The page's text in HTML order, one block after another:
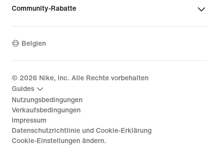
Community-Rabatte
Belgien
© 2026 Nike, Inc. Alle Rechte vorbehalten
Guides
Nutzungsbedingungen
Verkaufsbedingungen
Impressum
Datenschutzrichtlinie und Cookie-Erklärung
Cookie-Einstellungen ändern.